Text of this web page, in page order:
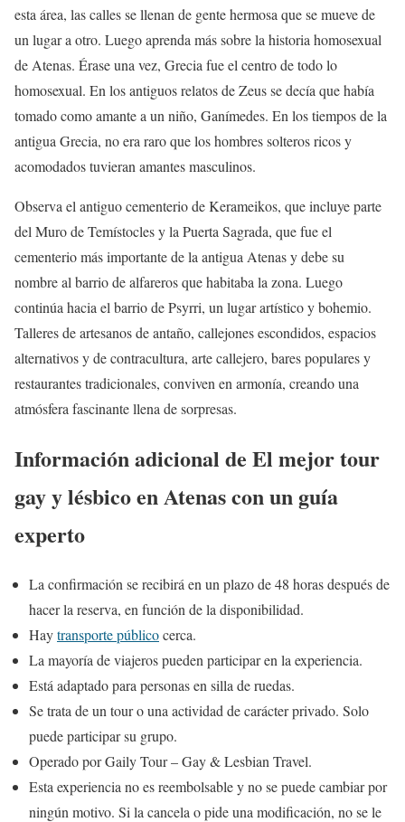
esta área, las calles se llenan de gente hermosa que se mueve de
un lugar a otro. Luego aprenda más sobre la historia homosexual
de Atenas. Érase una vez, Grecia fue el centro de todo lo
homosexual. En los antiguos relatos de Zeus se decía que había
tomado como amante a un niño, Ganímedes. En los tiempos de la
antigua Grecia, no era raro que los hombres solteros ricos y
acomodados tuvieran amantes masculinos.
Observa el antiguo cementerio de Kerameikos, que incluye parte
del Muro de Temístocles y la Puerta Sagrada, que fue el
cementerio más importante de la antigua Atenas y debe su
nombre al barrio de alfareros que habitaba la zona. Luego
continúa hacia el barrio de Psyrri, un lugar artístico y bohemio.
Talleres de artesanos de antaño, callejones escondidos, espacios
alternativos y de contracultura, arte callejero, bares populares y
restaurantes tradicionales, conviven en armonía, creando una
atmósfera fascinante llena de sorpresas.
Información adicional de El mejor tour
gay y lésbico en Atenas con un guía
experto
La confirmación se recibirá en un plazo de 48 horas después de
hacer la reserva, en función de la disponibilidad.
Haytransporte públicocerca.
La mayoría de viajeros pueden participar en la experiencia.
Está adaptado para personas en silla de ruedas.
Se trata de un tour o una actividad de carácter privado. Solo
puede participar su grupo.
Operado por Gaily Tour – Gay & Lesbian Travel.
Esta experiencia no es reembolsable y no se puede cambiar por
ningún motivo. Si la cancela o pide una modificación, no se le